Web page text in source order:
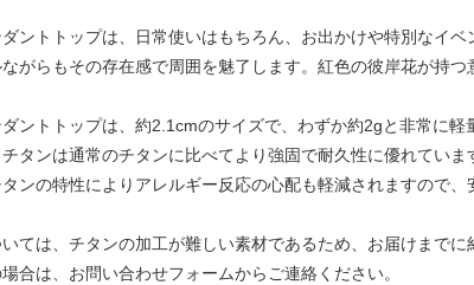
ントトップは、日常使いはもちろん、お出かけや特別なイ
がらもその存在感で周囲を魅了します。紅色の彼岸花が持
ントトップは、約2.1cmのサイズで、わずか約2gと非常に軽
タンは通常のチタンに比べてより強固で耐久性に優れていま
ンの特性によりアレルギー反応の心配も軽減されますので、
ては、チタンの加工が難しい素材であるため、お届けまで
合は、お問い合わせフォームからご連絡ください。